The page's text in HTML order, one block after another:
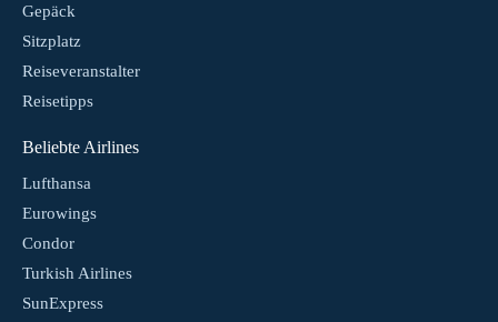
Gepäck
Sitzplatz
Reiseveranstalter
Reisetipps
Beliebte Airlines
Lufthansa
Eurowings
Condor
Turkish Airlines
SunExpress